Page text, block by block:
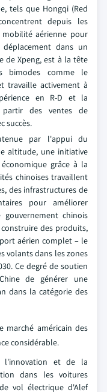
tels que Hongqi (Red
depuis les
mobilité aérienne pour
dans un
de Xpeng, est à la tête
bimodes comme le
travaille activement à
en R-D et la
partir des ventes de
succès.
par l'appui du
altitude, une initiative
grâce à la
chinoises travaillent
des infrastructures de
pour améliorer
chinois
des produits,
aérien complet – le
volants dans les zones
Ce degré de soutien
de générer une
dans la catégorie des
marché américain des
considérable.
l'innovation et de la
dans les voitures
vol électrique d'Alef